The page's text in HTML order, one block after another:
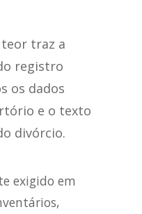
teor traz a
registro
os dados
e o texto
divórcio.
exigido em